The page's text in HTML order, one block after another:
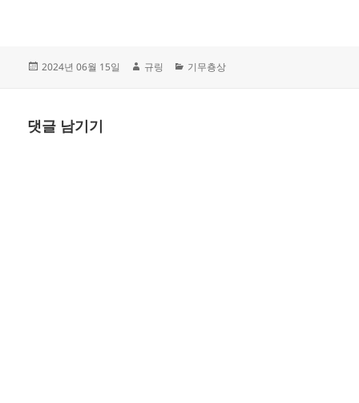
작
2024년 06월 15일
글
규링
카
기무춍상
댓글 남기기